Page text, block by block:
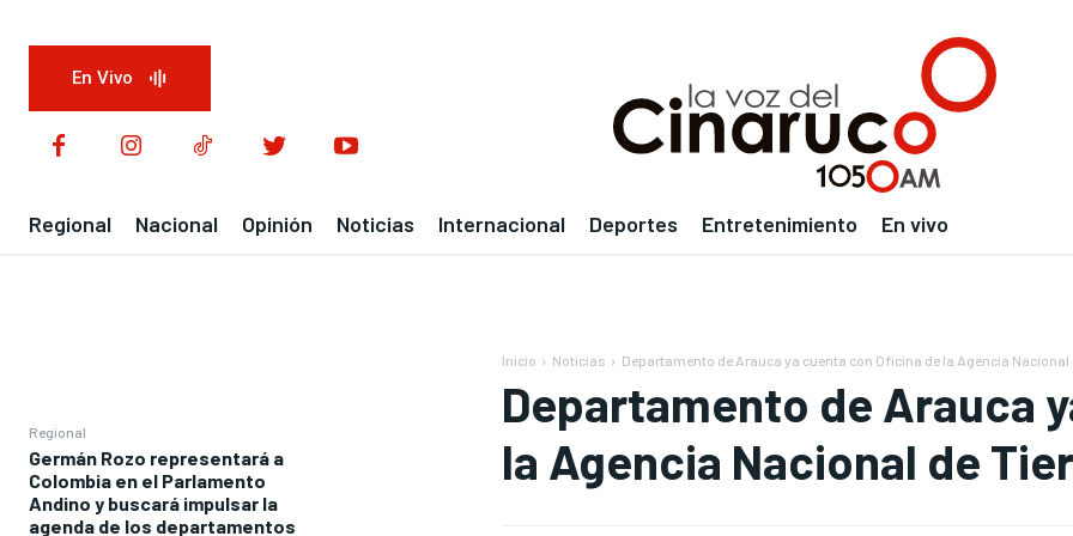
En Vivo
Regional Nacional Opinión Noticias Internacional Deportes Entretenimiento En vivo
Regional
Germán Rozo representará a
Colombia en el Parlamento
Andino y buscará impulsar la
agenda de los departamentos
Inicio Noticias Departamento de Arauca ya cuenta con Oficina de la Agencia Nacional
Departamento de Arauca
la Agencia Nacional de